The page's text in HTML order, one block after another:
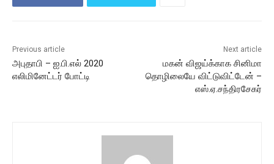
Previous article
அபுதாபி – ஐ.பி.எல் 2020
எலிமினேட்டர் போட்டி
Next article
மகன் விஜய்க்காக சினிமா
தொழிலையே விட்டுவிட்டேன் –
எஸ்.ஏ.சந்திரசேகர்